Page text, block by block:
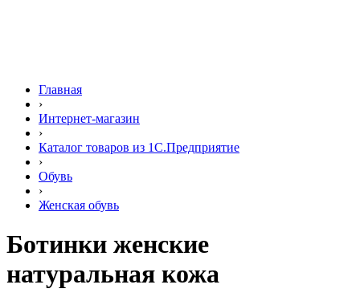
Главная
›
Интернет-магазин
›
Каталог товаров из 1С.Предприятие
›
Обувь
›
Женская обувь
Ботинки женские
натуральная кожа